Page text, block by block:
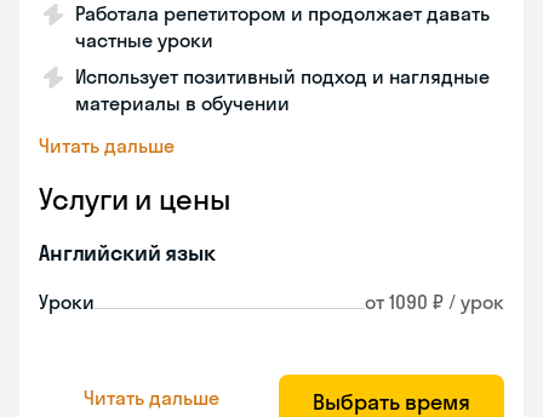
Работала репетитором и продолжает давать
частные уроки
Использует позитивный подход и наглядные
материалы в обучении
Читать дальше
Услуги и цены
Английский язык
Уроки от 1090 ₽ / урок
Читать дальше Выбрать время